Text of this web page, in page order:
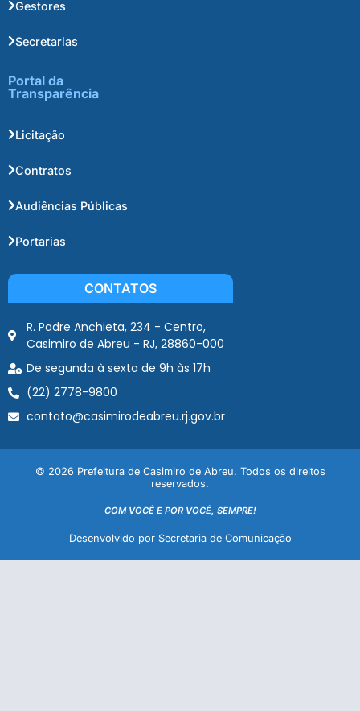
Gestores
Secretarias
Portal da
Transparência
Licitação
Contratos
Audiências Públicas
Portarias
CONTATOS
R. Padre Anchieta, 234 - Centro,
Casimiro de Abreu - RJ, 28860-000
De segunda à sexta de 9h às 17h
(22) 2778-9800
contato@casimirodeabreu.rj.gov.br
© 2026 Prefeitura de Casimiro de Abreu. Todos os direitos
reservados.
COM VOCÊ E POR VOCÊ, SEMPRE!
Desenvolvido por Secretaria de Comunicação